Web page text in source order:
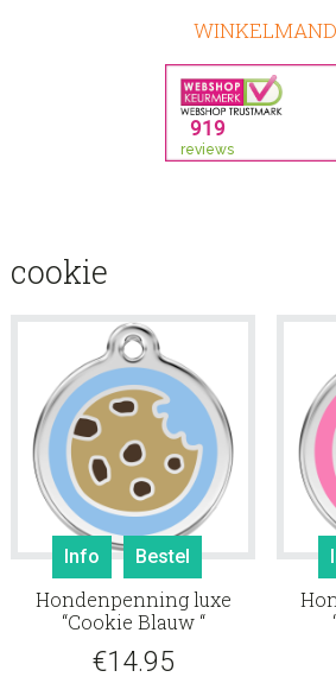
WINKELMAND
cookie
Info Bestel
Hondenpenning luxe
“Cookie Blauw “
€14.95